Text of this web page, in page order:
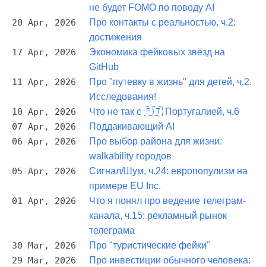
не будет FOMO по поводу AI
20 Apr, 2026
Про контакты с реальностью, ч.2:
достижения
17 Apr, 2026
Экономика фейковых звёзд на
GitHub
11 Apr, 2026
Про "путевку в жизнь" для детей, ч.2.
Исследования!
10 Apr, 2026 Что не так с 🇵🇹 Португалией, ч.6
07 Apr, 2026 Поддакивающий AI
06 Apr, 2026
Про выбор района для жизни:
walkability городов
05 Apr, 2026
Сигнал/Шум, ч.24: европопулизм на
примере EU Inc.
01 Apr, 2026
Что я понял про ведение телеграм-
канала, ч.15: рекламный рынок
телеграма
30 Mar, 2026 Про "туристические фейки"
29 Mar, 2026
Про инвестиции обычного человека: